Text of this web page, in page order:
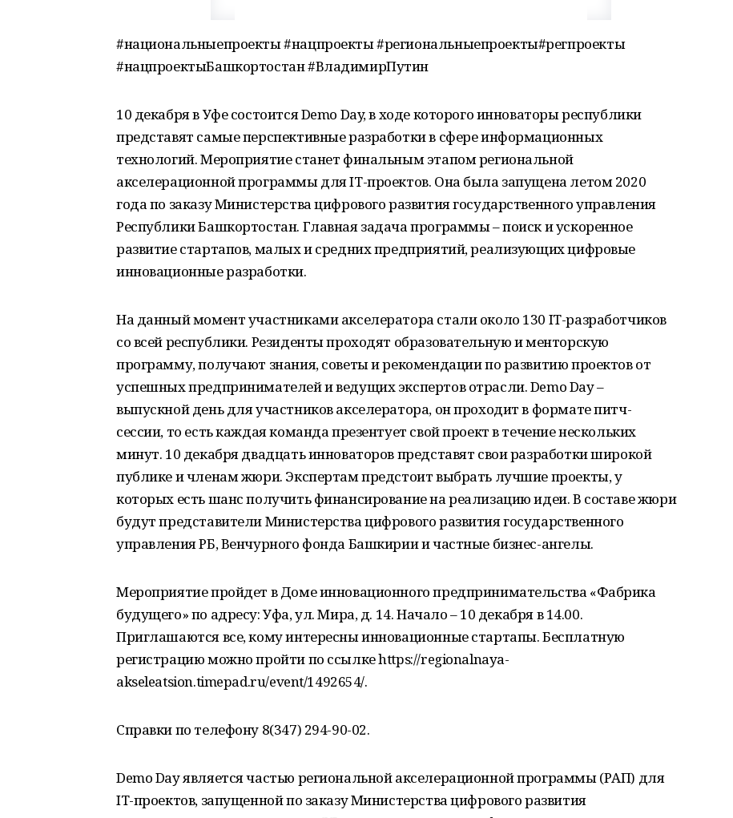
#национальныепроекты #нацпроекты #региональныепроекты#регпроекты
#нацпроектыБашкортостан #ВладимирПутин
10 декабря в Уфе состоится Demo Day, в ходе которого инноваторы республики
представят самые перспективные разработки в сфере информационных
технологий. Мероприятие станет финальным этапом региональной
акселерационной программы для IT-проектов. Она была запущена летом 2020
года по заказу Министерства цифрового развития государственного управления
Республики Башкортостан. Главная задача программы – поиск и ускоренное
развитие стартапов, малых и средних предприятий, реализующих цифровые
инновационные разработки.
На данный момент участниками акселератора стали около 130 IT-разработчиков
со всей республики. Резиденты проходят образовательную и менторскую
программу, получают знания, советы и рекомендации по развитию проектов от
успешных предпринимателей и ведущих экспертов отрасли. Demo Day –
выпускной день для участников акселератора, он проходит в формате питч-
сессии, то есть каждая команда презентует свой проект в течение нескольких
минут. 10 декабря двадцать инноваторов представят свои разработки широкой
публике и членам жюри. Экспертам предстоит выбрать лучшие проекты, у
которых есть шанс получить финансирование на реализацию идеи. В составе жюри
будут представители Министерства цифрового развития государственного
управления РБ, Венчурного фонда Башкирии и частные бизнес-ангелы.
Мероприятие пройдет в Доме инновационного предпринимательства «Фабрика
будущего» по адресу: Уфа, ул. Мира, д. 14. Начало – 10 декабря в 14.00.
Приглашаются все, кому интересны инновационные стартапы. Бесплатную
регистрацию можно пройти по ссылке https://regionalnaya-
akseleatsion.timepad.ru/event/1492654/.
Справки по телефону 8(347) 294-90-02.
Demo Day является частью региональной акселерационной программы (РАП) для
IT-проектов, запущенной по заказу Министерства цифрового развития